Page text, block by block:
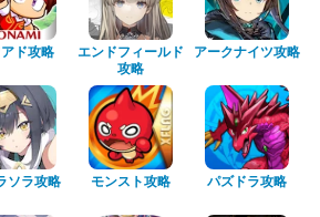
ド攻略
エンドフィールド
攻略
アークナイツ攻略
ソラ攻略 モンスト攻略 パズドラ攻略